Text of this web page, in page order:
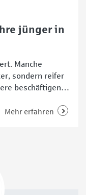
jünger in
Manche
sondern reifer
beschäftigen
und
Mehr erfahren